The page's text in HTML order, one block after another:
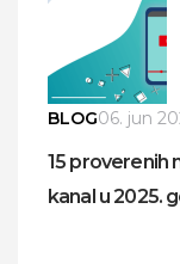
BLOG06. jun
15 proverenih
kanal u 2025.